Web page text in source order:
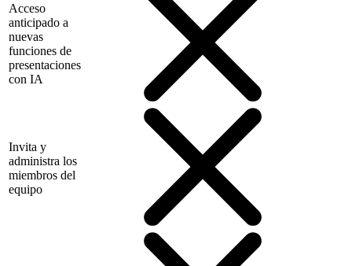
Acceso
anticipado a
nuevas
funciones de
presentaciones
con IA
Invita y
administra los
miembros del
equipo